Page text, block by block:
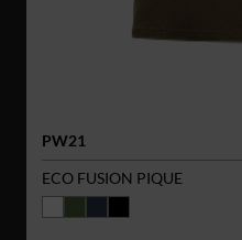
PW21
ECO FUSION PIQUE